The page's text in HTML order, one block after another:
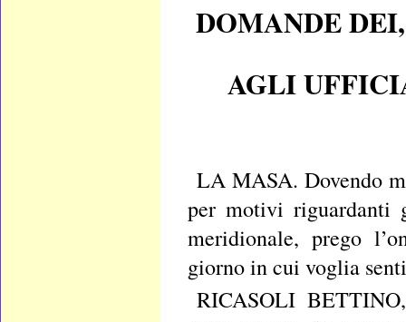
DOMANDE
AGLI
LA MASA. Dovendo
per motivi riguardanti
meridionale, prego
giorno in cui voglia
RICASOLI